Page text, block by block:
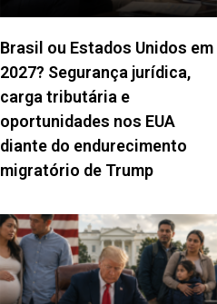
Brasil ou Estados Unidos em
2027? Segurança jurídica,
carga tributária e
oportunidades nos EUA
diante do endurecimento
migratório de Trump